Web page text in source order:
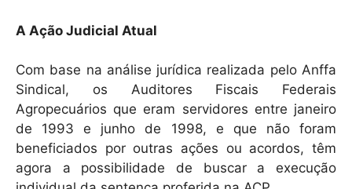
A Ação Judicial Atual
Com base na análise jurídica realizada pelo Anffa
Sindical, os Auditores Fiscais Federais
Agropecuários que eram servidores entre janeiro
de 1993 e junho de 1998, e que não foram
beneficiados por outras ações ou acordos, têm
agora a possibilidade de buscar a execução